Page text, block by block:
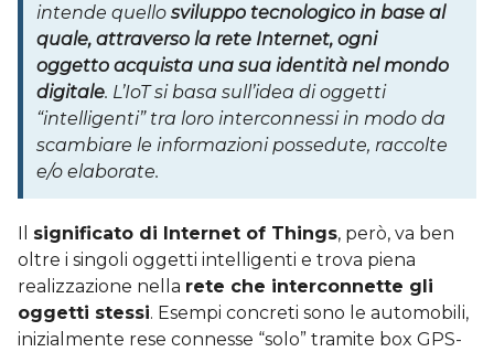
intende quello sviluppo tecnologico in base al
quale, attraverso la rete Internet, ogni
oggetto acquista una sua identità nel mondo
digitale. L’IoT si basa sull’idea di oggetti
“intelligenti” tra loro interconnessi in modo da
scambiare le informazioni possedute, raccolte
e/o elaborate.
Il significato di Internet of Things, però, va ben
oltre i singoli oggetti intelligenti e trova piena
realizzazione nella rete che interconnette gli
oggetti stessi. Esempi concreti sono le automobili,
inizialmente rese connesse “solo” tramite box GPS-